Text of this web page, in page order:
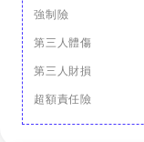
強制險
第三人體傷
第三人財損
超額責任險